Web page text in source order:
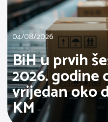
04/08/2026
BiH u prvih
2026. godine
vrijedan oko
KM